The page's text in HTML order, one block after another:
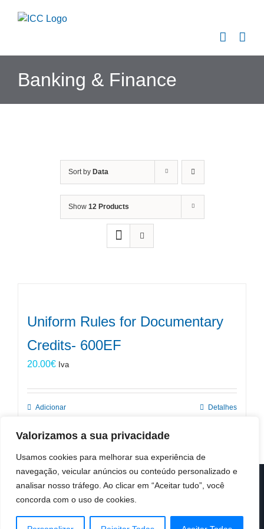
Valorizamos a sua privacidade
Usamos cookies para melhorar sua experiência de
navegação, veicular anúncios ou conteúdo personalizado e
analisar nosso tráfego. Ao clicar em “Aceitar tudo”, você
concorda com o uso de cookies.
Banking & Finance
Sort by Data
Show 12 Products
Uniform Rules for Documentary
Credits- 600EF
20.00€ Iva
Adicionar Detalhes
© Copyright 2019 -2026 | ICC Portugal | Todos os direitos
reservados